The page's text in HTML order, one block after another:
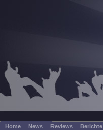
Home News Reviews Berichte